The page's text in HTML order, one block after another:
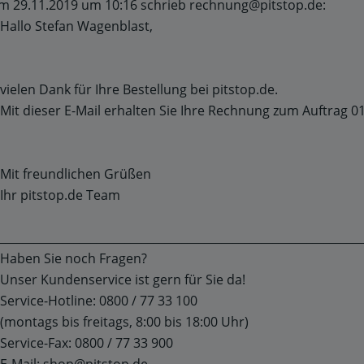
29.11.2019 um 10:16 schrieb rechnung@pitstop.de:
Stefan Wagenblast,
Dank für Ihre Bestellung bei pitstop.de.
dieser E-Mail erhalten Sie Ihre Rechnung zum Auftrag
freundlichen Grüßen
pitstop.de Team
Sie noch Fragen?
Kundenservice ist gern für Sie da!
Hotline: 0800 / 77 33 100
bis freitags, 8:00 bis 18:00 Uhr)
Fax: 0800 / 77 33 900